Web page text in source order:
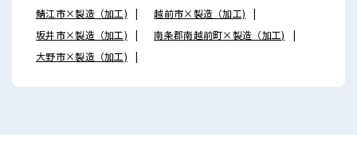
鯖江市×製造（加工)
越前市×製造（加工)
坂井市×製造（加工)
南条郡南越前町×製造（加工)
大野市×製造（加工)